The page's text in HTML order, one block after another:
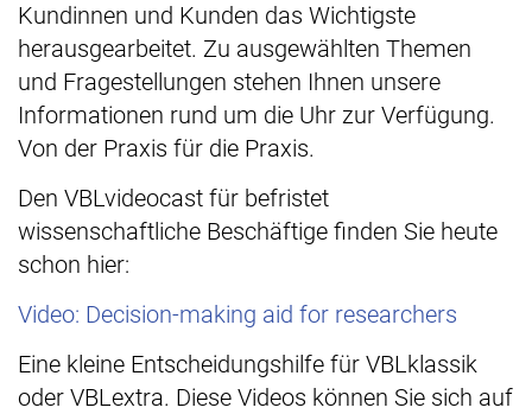
Kundinnen und Kunden das Wichtigste
herausgearbeitet. Zu ausgewählten Themen
und Fragestellungen stehen Ihnen unsere
Informationen rund um die Uhr zur Verfügung.
Von der Praxis für die Praxis.
Den VBLvideocast für befristet
wissenschaftliche Beschäftige finden Sie heute
schon hier:
Video: Decision-making aid for researchers
Eine kleine Entscheidungshilfe für VBLklassik
oder VBLextra. Diese Videos können Sie sich auf